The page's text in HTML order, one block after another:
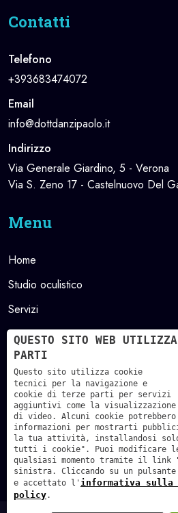
Contatti
Telefono
+393683474072
Email
info@dottdanzipaolo.it
Indirizzo
Via Generale Giardino, 5 - Verona
Via S. Zeno 17 - Castelnuovo Del
Menu
Home
Studio oculistico
Servizi
Contatti
Area riservata
Orari
Verona: martedì e venerdì15.30
Cavalcaselle (VR): lunedì e
QUESTO SITO WEB
PARTI
Questo sito utilizza cookie
tecnici per la navigazione e
cookie di terze parti per servizi
aggiuntivi come la visualizzazione
di video. Alcuni cookie
informazioni per mostrarti
la tua attività, installandosi solo
tutti i cookie". Puoi modificare
qualsiasi momento tramite il link
sinistra. Cliccando su un
e accettato l' informativa sulla
policy.